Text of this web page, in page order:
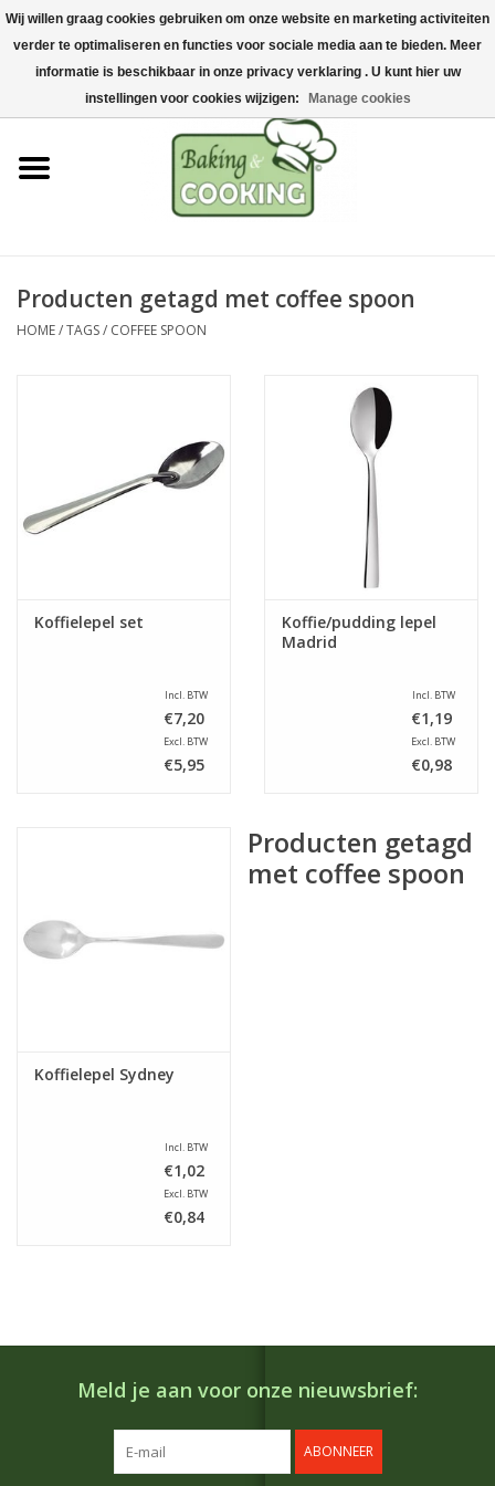
Home
Bak-& kookgerei
Machines & onderdelen
Chocolade & ijsbereiding
Hygiëne & opslag
Producten getagd met coffee spoon
HOME/TAGS/ COFFEE SPOON
Koffielepel set
Incl. BTW
€7,20
Excl. BTW
€5,95
Koffie/pudding lepel
Madrid
Incl. BTW
€1,19
Excl. BTW
€0,98
Koffielepel Sydney
Incl. BTW
€1,02
Excl. BTW
€0,84
Producten getagd
met coffee spoon
Meld je aan voor onze nieuwsbrief:
ABONNEER
Wij willen graag cookies gebruiken om onze website en marketing activiteiten
verder te optimaliseren en functies voor sociale media aan te bieden. Meer
informatie is beschikbaar in onze privacy verklaring . U kunt hier uw
instellingen voor cookies wijzigen:
Manage cookies